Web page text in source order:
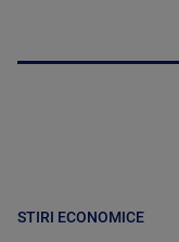
STIRI ECONOMICE